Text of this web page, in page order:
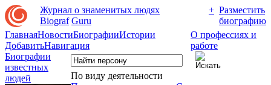
Журнал о знаменитых людях
Biograf Guru
+ Разместить
биографию
ГлавнаяНовостиБиографииИстории
ДобавитьНавигация
О профессиях и
работе
Биографии
известных
людей
По виду деятельности